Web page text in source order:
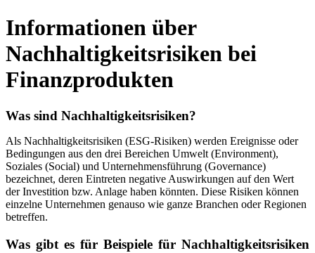
Informationen über
Nachhaltigkeitsrisiken bei
Finanzprodukten
Was sind Nachhaltigkeitsrisiken?
Als Nachhaltigkeitsrisiken (ESG-Risiken) werden Ereignisse oder
Bedingungen aus den drei Bereichen Umwelt (Environment),
Soziales (Social) und Unternehmensführung (Governance)
bezeichnet, deren Eintreten negative Auswirkungen auf den Wert
der Investition bzw. Anlage haben könnten. Diese Risiken können
einzelne Unternehmen genauso wie ganze Branchen oder Regionen
betreffen.
Was gibt es für Beispiele für Nachhaltigkeitsrisiken